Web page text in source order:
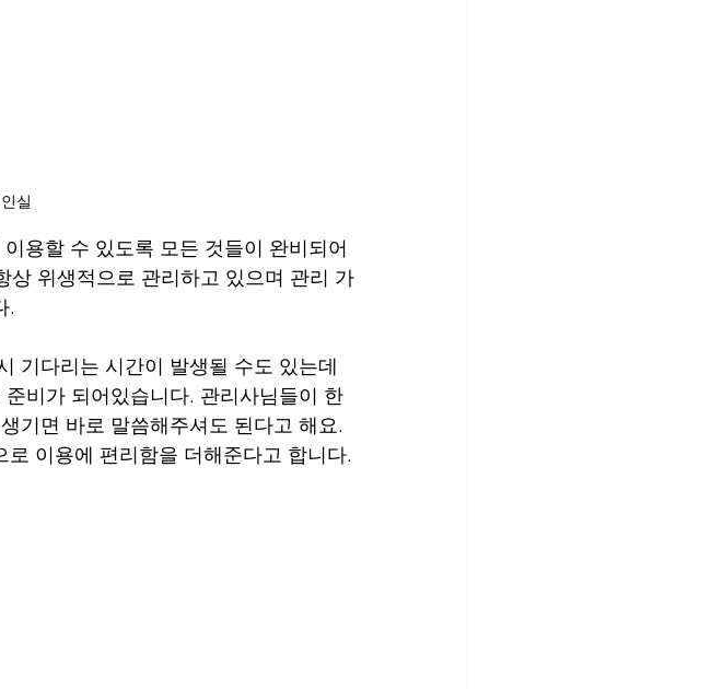
실
용할 수 있도록 모든 것들이 완비되어
상 위생적으로 관리하고 있으며 관리 가
.
기다리는 시간이 발생될 수도 있는데
비가 되어있습니다. 관리사님들이 한
기면 바로 말씀해주셔도 된다고 해요.
이용에 편리함을 더해준다고 합니다.